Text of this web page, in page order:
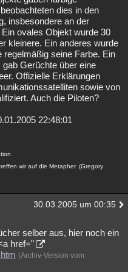
dies in den
insbesondere an der
ovales Objekt wurde 30
kleinere. Ein anderes wurde
regelmäßig seine Farbe. Ein
Gerüchte über eine
Offizielle Erklärungen
sowie von
Auch die Piloten?
22:48:01
wir auf die Metapher. (Gregory
30.03.2005 um 00:35
selber aus, hier noch ein
href="
(Archiv-Version vom